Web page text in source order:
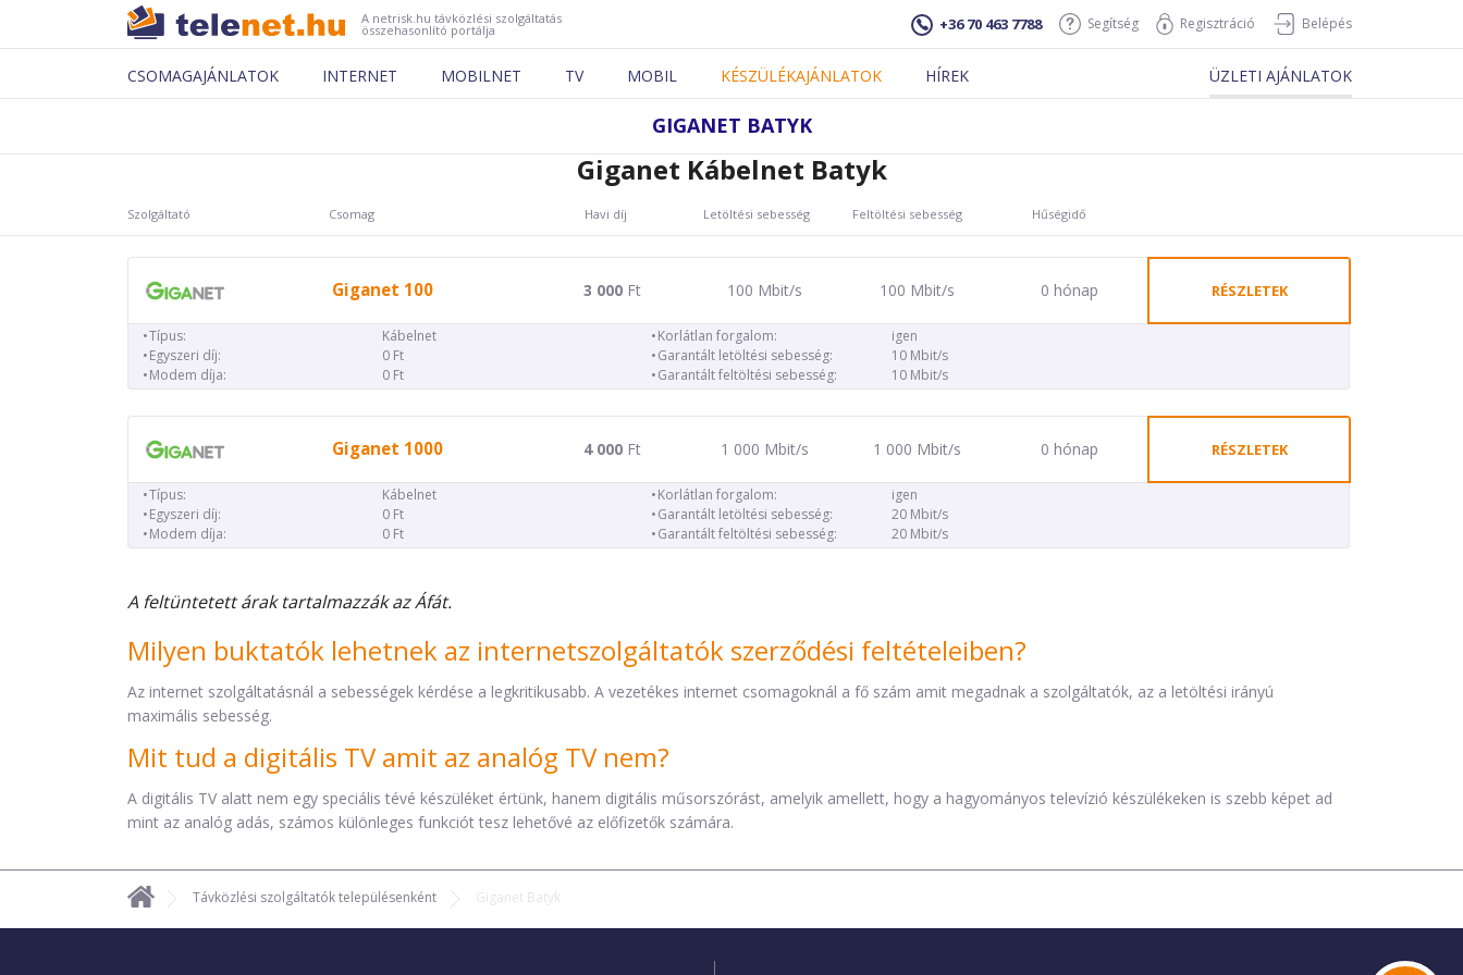
A netrisk.hu távközlési szolgáltatás
összehasonlító portálja +36 70 463 7788 Segítség Regisztráció Belépés
CSOMAGAJÁNLATOK INTERNET MOBILNET TV MOBIL KÉSZÜLÉKAJÁNLATOK HÍREK ÜZLETI AJÁNLATOK
GIGANET BATYK
Giganet Kábelnet Batyk
Szolgáltató Csomag Havi díj Letöltési sebesség Feltöltési sebesség Hűségidő
Giganet 100 3 000Ft 100 Mbit/s 100 Mbit/s 0 hónap RÉSZLETEK
Típus:
Kábelnet
Egyszeri díj:
0 Ft
Modem díja:
0 Ft
Korlátlan forgalom:
igen
Garantált letöltési sebesség:
10 Mbit/s
Garantált feltöltési sebesség:
10 Mbit/s
Giganet 1000 4 000Ft 1 000 Mbit/s 1 000 Mbit/s 0 hónap RÉSZLETEK
Típus:
Kábelnet
Egyszeri díj:
0 Ft
Modem díja:
0 Ft
Korlátlan forgalom:
igen
Garantált letöltési sebesség:
20 Mbit/s
Garantált feltöltési sebesség:
20 Mbit/s
A feltüntetett árak tartalmazzák az Áfát.
Milyen buktatók lehetnek az internetszolgáltatók szerződési feltételeiben?
Az internet szolgáltatásnál a sebességek kérdése a legkritikusabb. A vezetékes internet csomagoknál a fő szám amit megadnak a szolgáltatók, az a letöltési irányú
maximális sebesség.
Mit tud a digitális TV amit az analóg TV nem?
A digitális TV alatt nem egy speciális tévé készüléket értünk, hanem digitális műsorszórást, amelyik amellett, hogy a hagyományos televízió készülékeken is szebb képet ad
mint az analóg adás, számos különleges funkciót tesz lehetővé az előfizetők számára.
Távközlési szolgáltatók településenként Giganet Batyk